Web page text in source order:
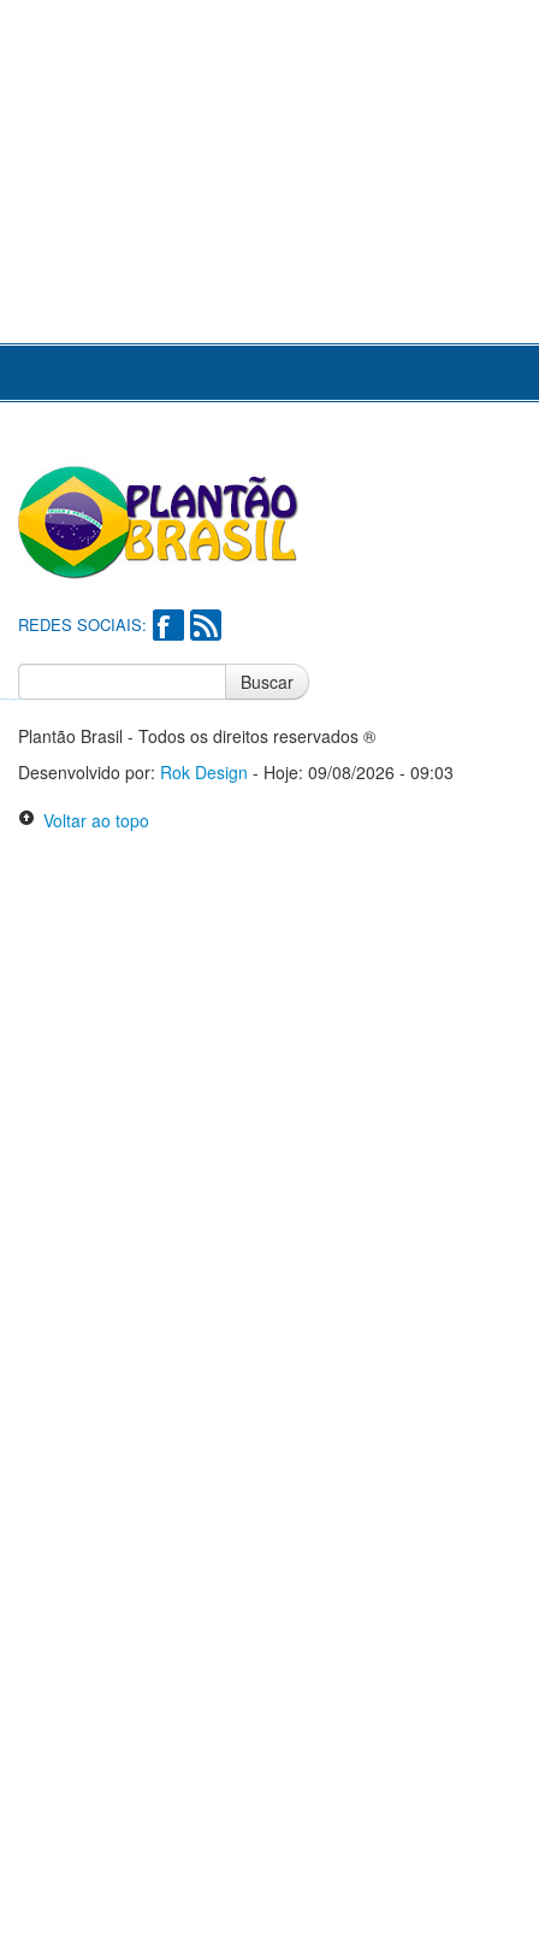
REDES SOCIAIS:
Buscar
Plantão Brasil - Todos os direitos reservados ®
Desenvolvido por: Rok Design - Hoje: 09/08/2026 - 09:03
Voltar ao topo